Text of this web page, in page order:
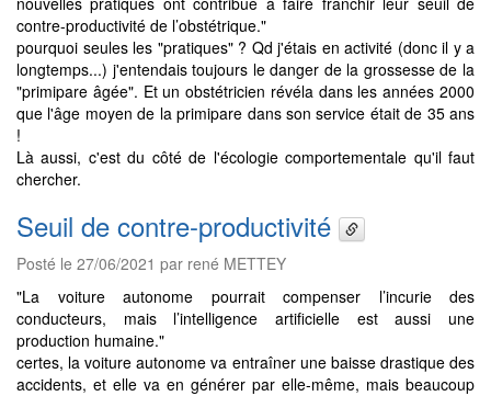
contre-productivité de l’obstétrique."
pourquoi seules les "pratiques" ? Qd j'étais en activité (donc il y a
longtemps...) j'entendais toujours le danger de la grossesse de la
"primipare âgée". Et un obstétricien révéla dans les années 2000
que l'âge moyen de la primipare dans son service était de 35 ans
!
Là aussi, c'est du côté de l'écologie comportementale qu'il faut
chercher.
Seuil de contre-productivité
Posté le 27/06/2021 par rené METTEY
"La voiture autonome pourrait compenser l’incurie des
conducteurs, mais l’intelligence artificielle est aussi une
production humaine."
certes, la voiture autonome va entraîner une baisse drastique des
accidents, et elle va en générer par elle-même, mais beaucoup